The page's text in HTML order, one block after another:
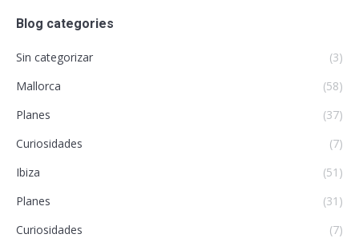
Blog categories
Sin categorizar
(3)
Mallorca
(58)
Planes
(37)
Curiosidades
(7)
Ibiza
(51)
Planes
(31)
Curiosidades
(7)